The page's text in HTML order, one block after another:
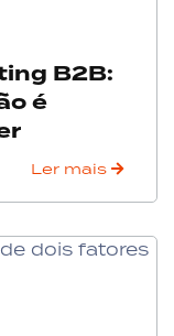
B2B:
é
Ler mais